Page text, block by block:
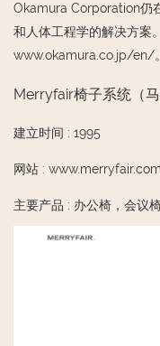
Okamura Corporation仍
和人体工程学的解决方案
www.okamura.co.jp/en/。
Merryfair椅子系统（马
建立时间 : 1995
网站 : www.merryfair.com
主要产品 : 办公椅，会议